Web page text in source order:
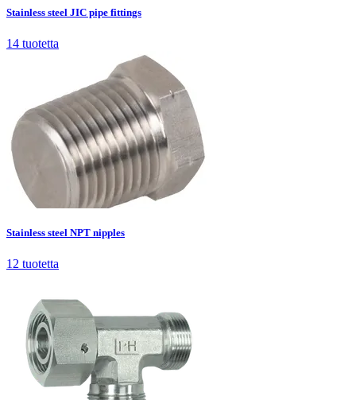
Stainless steel JIC pipe fittings
14 tuotetta
Stainless steel NPT nipples12 tuotetta
Stainless steel NPT nipples
12 tuotetta